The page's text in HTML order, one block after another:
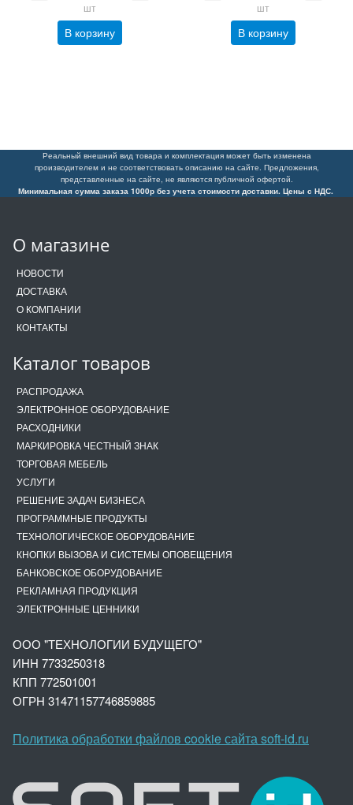
шт
В корзину
шт
В корзину
Реальный внешний вид товара и комплектация может быть изменена
производителем и не соответствовать описанию на сайте. Предложения,
представленные на сайте, не являются публичной офертой.
Минимальная сумма заказа 1000р без учета стоимости доставки. Цены с НДС.
О магазине
НОВОСТИ
ДОСТАВКА
О КОМПАНИИ
КОНТАКТЫ
Каталог товаров
РАСПРОДАЖА
ЭЛЕКТРОННОЕ ОБОРУДОВАНИЕ
РАСХОДНИКИ
МАРКИРОВКА ЧЕСТНЫЙ ЗНАК
ТОРГОВАЯ МЕБЕЛЬ
УСЛУГИ
РЕШЕНИЕ ЗАДАЧ БИЗНЕСА
ПРОГРАММНЫЕ ПРОДУКТЫ
ТЕХНОЛОГИЧЕСКОЕ ОБОРУДОВАНИЕ
КНОПКИ ВЫЗОВА И СИСТЕМЫ ОПОВЕЩЕНИЯ
БАНКОВСКОЕ ОБОРУДОВАНИЕ
РЕКЛАМНАЯ ПРОДУКЦИЯ
ЭЛЕКТРОННЫЕ ЦЕННИКИ
ООО "ТЕХНОЛОГИИ БУДУЩЕГО"
ИНН 7733250318
КПП 772501001
ОГРН 31471157746859885
Политика обработки файлов cookie сайта soft-id.ru